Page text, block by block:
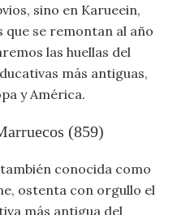
sino en Karueein,
se remontan al año
las huellas del
más antiguas,
y América.
(859)
conocida como
ostenta con orgullo el
más antigua del